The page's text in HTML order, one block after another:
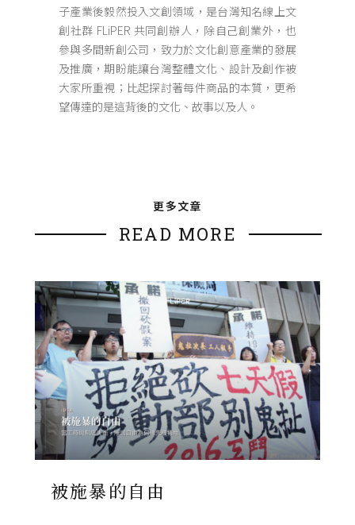
子產業後毅然投入文創領域，是台灣知名線上文
創社群 FLiPER 共同創辦人，除自己創業外，也
參與多間新創公司，致力於文化創意產業的發展
及推廣，期盼能讓台灣整體文化、設計及創作被
大家所重視；比起探討著每件商品的本質，更希
望傳達的是這背後的文化、故事以及人。
更多文章
READ MORE
被施暴的自由